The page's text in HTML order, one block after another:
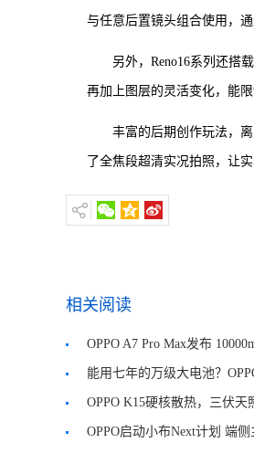
与任意后置镜头组合使用，
另外，Reno16系列还搭
再加上图层的灵活变化，能
丰富的后期创作玩法，
了全焦段超清实况拍照，让
相关阅读
OPPO A7 Pro Max发布
能用七年的万级大电池？
OPPO K15硬核散热，三伏天
OPPO启动小布Next计划 端